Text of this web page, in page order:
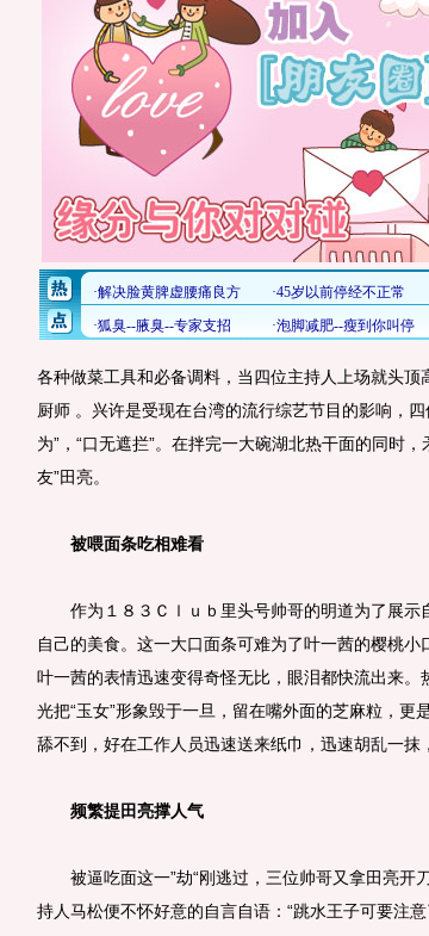
各种做菜工具和必备调料，当四位主持人上场就头顶
厨师 。兴许是受现在台湾的流行综艺节目的影响，
为”，“口无遮拦”。在拌完一大碗湖北热干面的同时
友”田亮。
被喂面条吃相难看
作为１８３Ｃｌｕｂ里头号帅哥的明道为了展示
自己的美食。这一大口面条可难为了叶一茜的樱桃小
叶一茜的表情迅速变得奇怪无比，眼泪都快流出来。
光把“玉女”形象毁于一旦，留在嘴外面的芝麻粒，更
舔不到，好在工作人员迅速送来纸巾，迅速胡乱一抹
频繁提田亮撑人气
被逼吃面这一”劫“刚逃过，三位帅哥又拿田亮开
持人马松便不怀好意的自言自语：“跳水王子可要注